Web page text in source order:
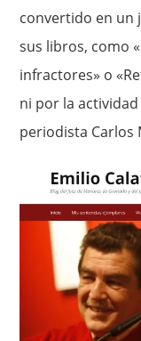
convertido en un
sus libros, como
infractores» o
ni por la actividad
periodista Carlos